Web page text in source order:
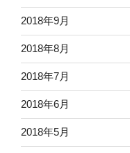
2018年9月
2018年8月
2018年7月
2018年6月
2018年5月